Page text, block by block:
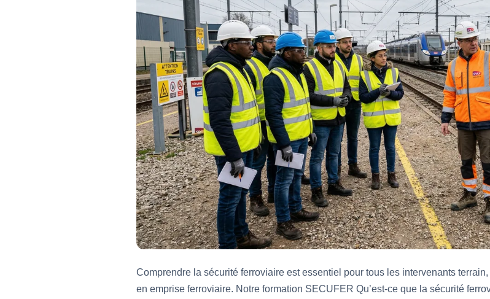
Comprendre la sécurité ferroviaire est essentiel pour tous les intervenants
en emprise ferroviaire. Notre formation SECUFER Qu’est-ce que la sécurité